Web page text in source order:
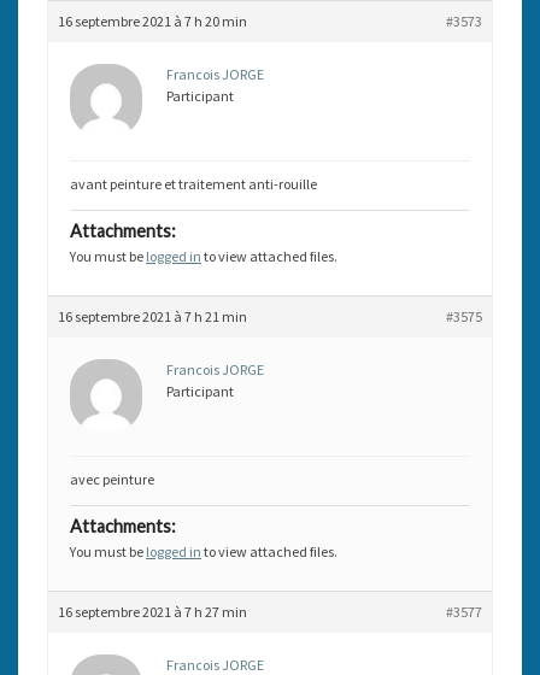
16 septembre 2021 à 7 h 20 min #3573
Francois JORGE
Participant
avant peinture et traitement anti-rouille
Attachments:
You must be logged in to view attached files.
16 septembre 2021 à 7 h 21 min #3575
Francois JORGE
Participant
avec peinture
Attachments:
You must be logged in to view attached files.
16 septembre 2021 à 7 h 27 min #3577
Francois JORGE